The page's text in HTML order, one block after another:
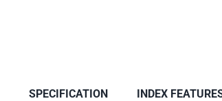
SPECIFICATION INDEX